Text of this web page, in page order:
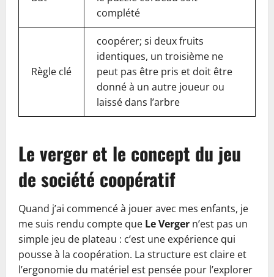
complété
Règle clé
coopérer; si deux fruits
identiques, un troisième ne
peut pas être pris et doit être
donné à un autre joueur ou
laissé dans l’arbre
Le verger et le concept du jeu
de société coopératif
Quand j’ai commencé à jouer avec mes enfants, je
me suis rendu compte que Le Verger n’est pas un
simple jeu de plateau : c’est une expérience qui
pousse à la coopération. La structure est claire et
l’ergonomie du matériel est pensée pour l’explorer